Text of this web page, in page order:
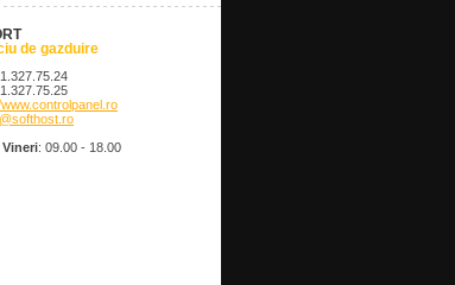
de gazduire
: 09.00 - 18.00